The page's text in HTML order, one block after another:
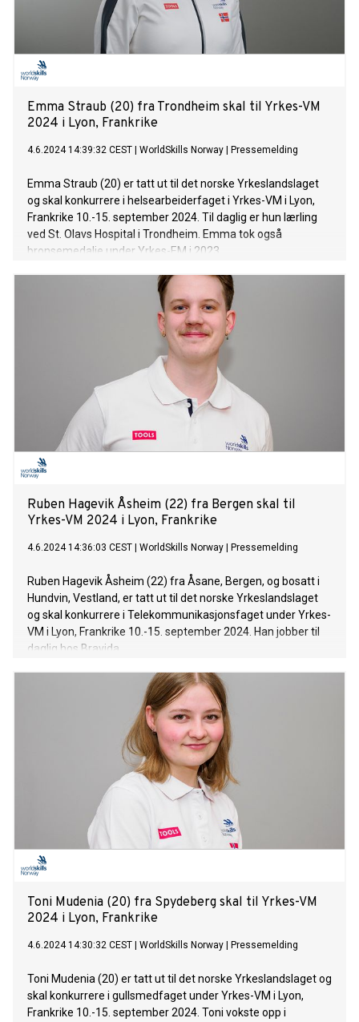
Emma Straub (20) fra Trondheim skal til Yrkes-VM
2024 i Lyon, Frankrike
4.6.2024 14:39:32 CEST WorldSkills Norway Pressemelding
Emma Straub (20) er tatt ut til det norske Yrkeslandslaget
og skal konkurrere i helsearbeiderfaget i Yrkes-VM i Lyon,
Frankrike 10.-15. september 2024. Til daglig er hun lærling
ved St. Olavs Hospital i Trondheim. Emma tok også
bronsemedalje under Yrkes-EM i 2023.
Ruben Hagevik Åsheim (22) fra Bergen skal til
Yrkes-VM 2024 i Lyon, Frankrike
4.6.2024 14:36:03 CEST WorldSkills Norway Pressemelding
Ruben Hagevik Åsheim (22) fra Åsane, Bergen, og bosatt i
Hundvin, Vestland, er tatt ut til det norske Yrkeslandslaget
og skal konkurrere i Telekommunikasjonsfaget under Yrkes-
VM i Lyon, Frankrike 10.-15. september 2024. Han jobber til
daglig hos Bravida.
Toni Mudenia (20) fra Spydeberg skal til Yrkes-VM
2024 i Lyon, Frankrike
4.6.2024 14:30:32 CEST WorldSkills Norway Pressemelding
Toni Mudenia (20) er tatt ut til det norske Yrkeslandslaget og
skal konkurrere i gullsmedfaget under Yrkes-VM i Lyon,
Frankrike 10.-15. september 2024. Toni vokste opp i